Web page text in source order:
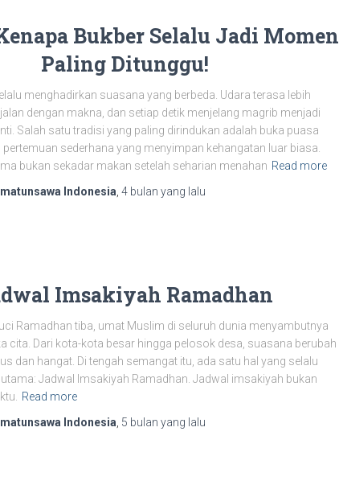
Bukber Selalu Jadi Momen
Paling Ditunggu!
menghadirkan suasana yang berbeda. Udara terasa lebih
dengan makna, dan setiap detik menjelang magrib menjadi
Salah satu tradisi yang paling dirindukan adalah buka puasa
sederhana yang menyimpan kehangatan luar biasa.
bukan sekadar makan setelah seharian menahan Read more
Indonesia 4 bulan yang lalu
Imsakiyah Ramadhan
Ramadhan tiba, umat Muslim di seluruh dunia menyambutnya
cita. Dari kota-kota besar hingga pelosok desa, suasana berubah
dan hangat. Di tengah semangat itu, ada satu hal yang selalu
Jadwal Imsakiyah Ramadhan. Jadwal imsakiyah bukan
Read more
Indonesia 5 bulan yang lalu